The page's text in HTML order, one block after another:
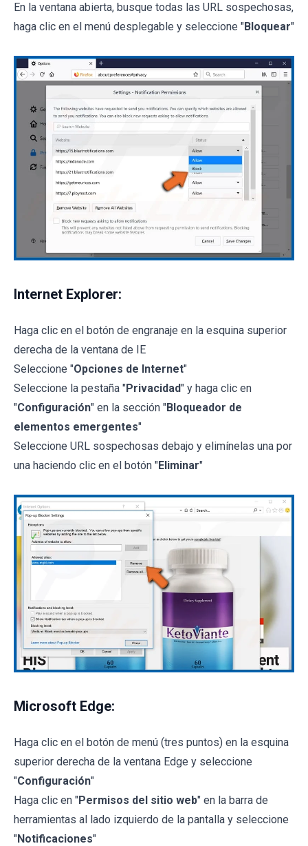
En la ventana abierta, busque todas las URL sospechosas,
haga clic en el menú desplegable y seleccione "Bloquear"
Internet Explorer:
Haga clic en el botón de engranaje en la esquina superior
derecha de la ventana de IE
Seleccione "Opciones de Internet"
Seleccione la pestaña "Privacidad" y haga clic en
"Configuración" en la sección "Bloqueador de
elementos emergentes"
Seleccione URL sospechosas debajo y elimínelas una por
una haciendo clic en el botón "Eliminar"
Microsoft Edge:
Haga clic en el botón de menú (tres puntos) en la esquina
superior derecha de la ventana Edge y seleccione
"Configuración"
Haga clic en "Permisos del sitio web" en la barra de
herramientas al lado izquierdo de la pantalla y seleccione
"Notificaciones"